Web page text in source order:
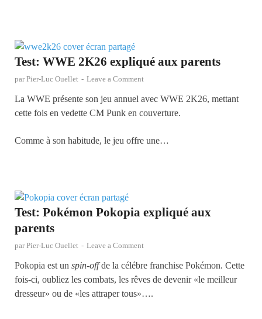
Test: WWE 2K26 expliqué aux parents
parPier-Luc Ouellet - Leave a Comment
La WWE présente son jeu annuel avec WWE 2K26, mettant
cette fois en vedette CM Punk en couverture.
Comme à son habitude, le jeu offre une…
Test: Pokémon Pokopia expliqué aux
parents
parPier-Luc Ouellet - Leave a Comment
Pokopia est un spin-offde la célébre franchise Pokémon. Cette
fois-ci, oubliez les combats, les rêves de devenir «le meilleur
dresseur» ou de «les attraper tous»….